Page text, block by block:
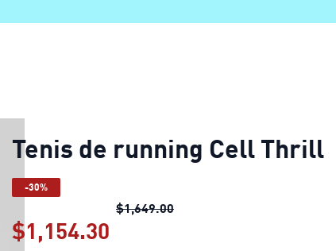
Tenis de running Cell Thrill
-30%
$1,649.00Tenis de running Cell Thrill
$1,154.30